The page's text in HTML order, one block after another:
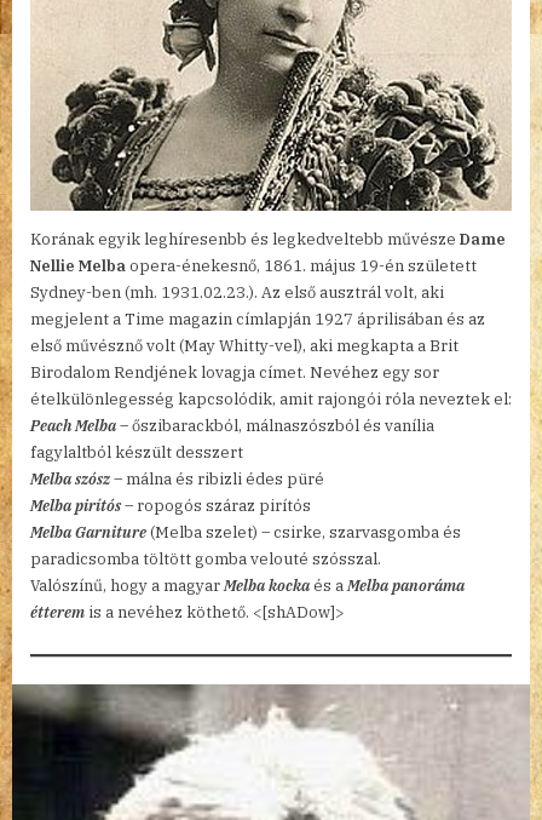
Korának egyik leghíresenbb és legkedveltebb művésze Dame
Nellie Melbaopera-énekesnő, 1861. május 19-én született
Sydney-ben (mh. 1931.02.23.). Az első ausztrál volt, aki
megjelent a Time magazin címlapján 1927 áprilisában és az
első művésznő volt (May Whitty-vel), aki megkapta a Brit
Birodalom Rendjének lovagja címet. Nevéhez egy sor
ételkülönlegesség kapcsolódik, amit rajongói róla neveztek el:
Peach Melba– őszibarackból, málnaszószból és vanília
fagylaltból készült desszert
Melba szósz– málna és ribizli édes püré
Melba pirítós– ropogós száraz pirítós
Melba Garniture(Melba szelet) – csirke, szarvasgomba és
paradicsomba töltött gomba velouté szósszal.
Valószínű, hogy a magyarMelba kockaés aMelba panoráma
étterem is a nevéhez köthető. <[shADow]>